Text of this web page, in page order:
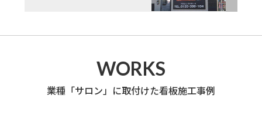
WORKS
業種「サロン」に取付けた看板施工事例